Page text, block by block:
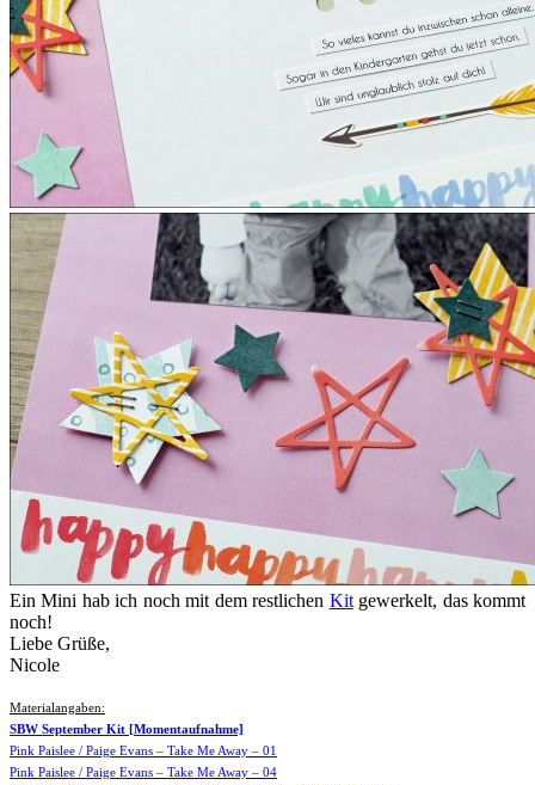
Ein Mini hab ich noch mit dem restlichen Kitgewerkelt, das kommt
noch!
Liebe Grüße,
Nicole
Materialangaben:
SBW September Kit [Momentaufnahme]
Pink Paislee / Paige Evans – Take Me Away – 01
Pink Paislee / Paige Evans – Take Me Away – 04